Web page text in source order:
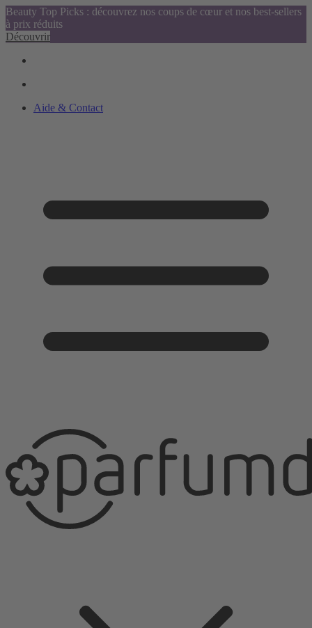
Beauty Top Picks : découvrez nos coups de cœur et nos best-sellers
à prix réduits
Découvrir
Aide & Contact